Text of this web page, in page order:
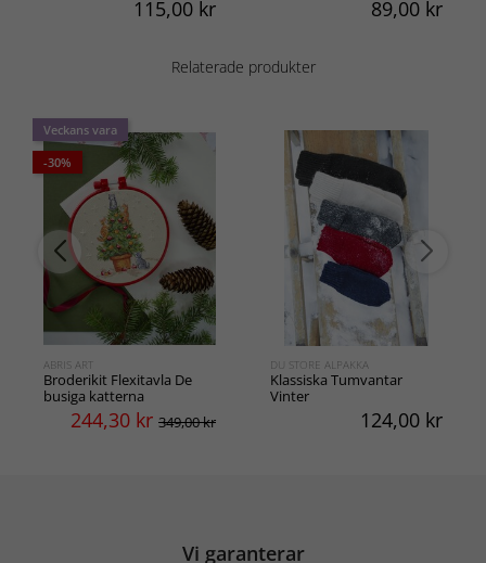
115,00 kr 89,00 kr
Relaterade produkter
Veckans vara
-30%
ABRIS ART
Broderikit Flexitavla De
busiga katterna
244,30 kr 349,00 kr
DU STORE ALPAKKA
Klassiska Tumvantar
Vinter
124,00 kr
Vi garanterar